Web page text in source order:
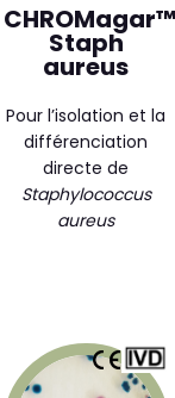
Staph
aureus
Pour l’isolation et la
différenciation
directe de
Staphylococcus
aureus